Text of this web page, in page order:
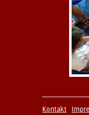
Kontakt